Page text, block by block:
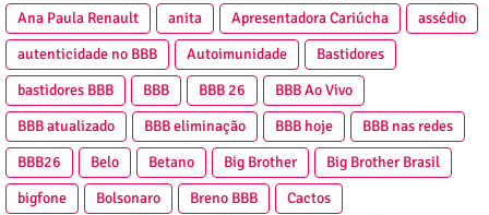
Ana Paula Renault
anita Apresentadora Cariúcha
assédio
autenticidade no BBB
Autoimunidade
Bastidores
bastidores BBB
BBB BBB 26
BBB Ao Vivo
BBB atualizado
BBB eliminação BBB hoje
BBB nas redes
BBB26
Belo Betano Big Brother
Big Brother Brasil
bigfone
Bolsonaro Breno BBB
Cactos